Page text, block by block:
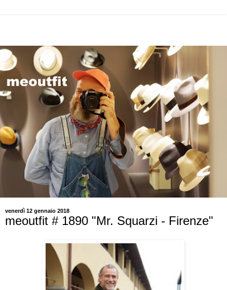
venerdì 12 gennaio 2018
meoutfit # 1890 "Mr. Squarzi - Firenze"